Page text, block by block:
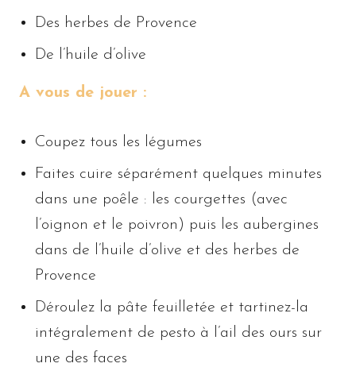
Des herbes de Provence
De l’huile d’olive
A vous de jouer :
Coupez tous les légumes
Faites cuire séparément quelques minutes
dans une poêle : les courgettes (avec
l’oignon et le poivron) puis les aubergines
dans de l’huile d’olive et des herbes de
Provence
Déroulez la pâte feuilletée et tartinez-la
intégralement de pesto à l’ail des ours sur
une des faces